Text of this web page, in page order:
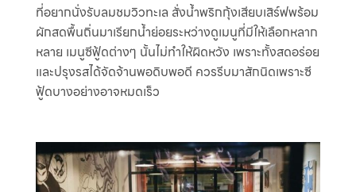
ที่อยากนั่งรับลมชมวิวทะเล สั่งน้ำพริกกุ้งเสียบเสิร์ฟพร้อม
ผักสดพื้นถิ่นมาเรียกน้ำย่อยระหว่างดูเมนูที่มีให้เลือกหลาก
หลาย เมนูซีฟู้ดต่างๆ นั้นไม่ทำให้ผิดหวัง เพราะทั้งสดอร่อย
และปรุงรสได้จัดจ้านพอดิบพอดี ควรรีบมาสักนิดเพราะซี
ฟู้ดบางอย่างอาจหมดเร็ว